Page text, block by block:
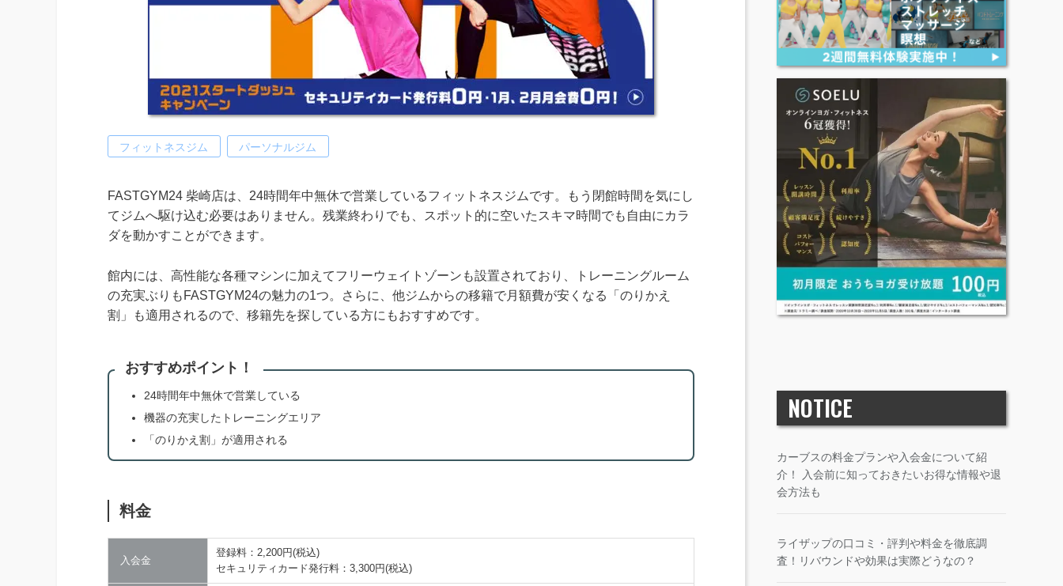
フィットネスジム パーソナルジム
FASTGYM24 柴崎店は、24時間年中無休で営業しているフィットネスジムです。もう閉館時間を気にし
てジムへ駆け込む必要はありません。残業終わりでも、スポット的に空いたスキマ時間でも自由にカラ
ダを動かすことができます。
館内には、高性能な各種マシンに加えてフリーウェイトゾーンも設置されており、トレーニングルーム
の充実ぶりもFASTGYM24の魅力の1つ。さらに、他ジムからの移籍で月額費が安くなる「のりかえ
割」も適用されるので、移籍先を探している方にもおすすめです。
おすすめポイント！
24時間年中無休で営業している
機器の充実したトレーニングエリア
「のりかえ割」が適用される
料金
入会金
登録料：2,200円(税込)
セキュリティカード発行料：3,300円(税込)
NOTICE
カーブスの料金プランや入会金について紹
介！ 入会前に知っておきたいお得な情報や退
会方法も
ライザップの口コミ・評判や料金を徹底調
査！リバウンドや効果は実際どうなの？